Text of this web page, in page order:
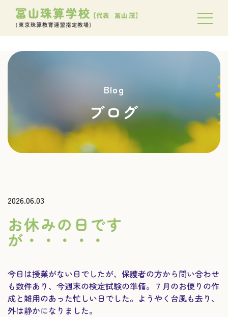
Blog
ブログ
2026.06.03
お休みの日です
が・・・・・
今日は授業がない日でしたが、保護者の方から問い合わせ
も数件あり、今週末の検定試験の準備。７月のお便りの作
成と雑用のあった忙しい日でした。ようやく台風も去り、
外は静かになりました。